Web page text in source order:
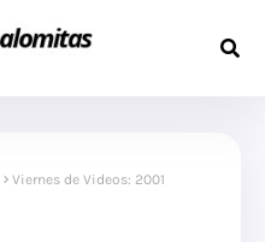
Viernes de Videos: 2001